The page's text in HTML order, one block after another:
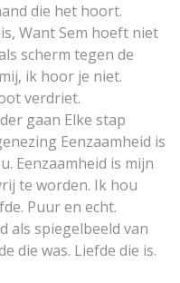
die het hoort.
Want Sem hoeft niet
scherm tegen de
ik hoor je niet.
verdriet.
gaan Elke stap
Eenzaamheid is
Eenzaamheid is mijn
te worden. Ik hou
Puur en echt.
als spiegelbeeld van
die was. Liefde die is.